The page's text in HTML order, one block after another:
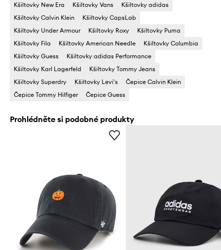
Kšiltovky New Era Kšiltovky Vans
Kšiltovky adidas
Kšiltovky Calvin Klein
Kšiltovky CapsLab
Kšiltovky Under Armour
Kšiltovky Roxy
Kšiltovky Puma
Kšiltovky Fila
Kšiltovky American Needle
Kšiltovky Columbia
Kšiltovky Guess
Kšiltovky adidas Performance
Kšiltovky Karl Lagerfeld
Kšiltovky Tommy Jeans
Kšiltovky Superdry
Kšiltovky Levi's
Čepice Calvin Klein
Čepice Tommy Hilfiger
Čepice Guess
Prohlédněte si podobné produkty